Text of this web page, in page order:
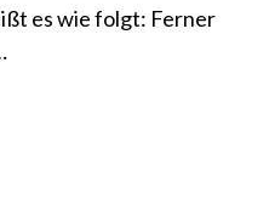
es wie folgt: Ferner